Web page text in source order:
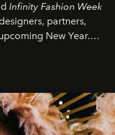
Infinity Fashion Week
partners,
New Year.
bold ideas, and new